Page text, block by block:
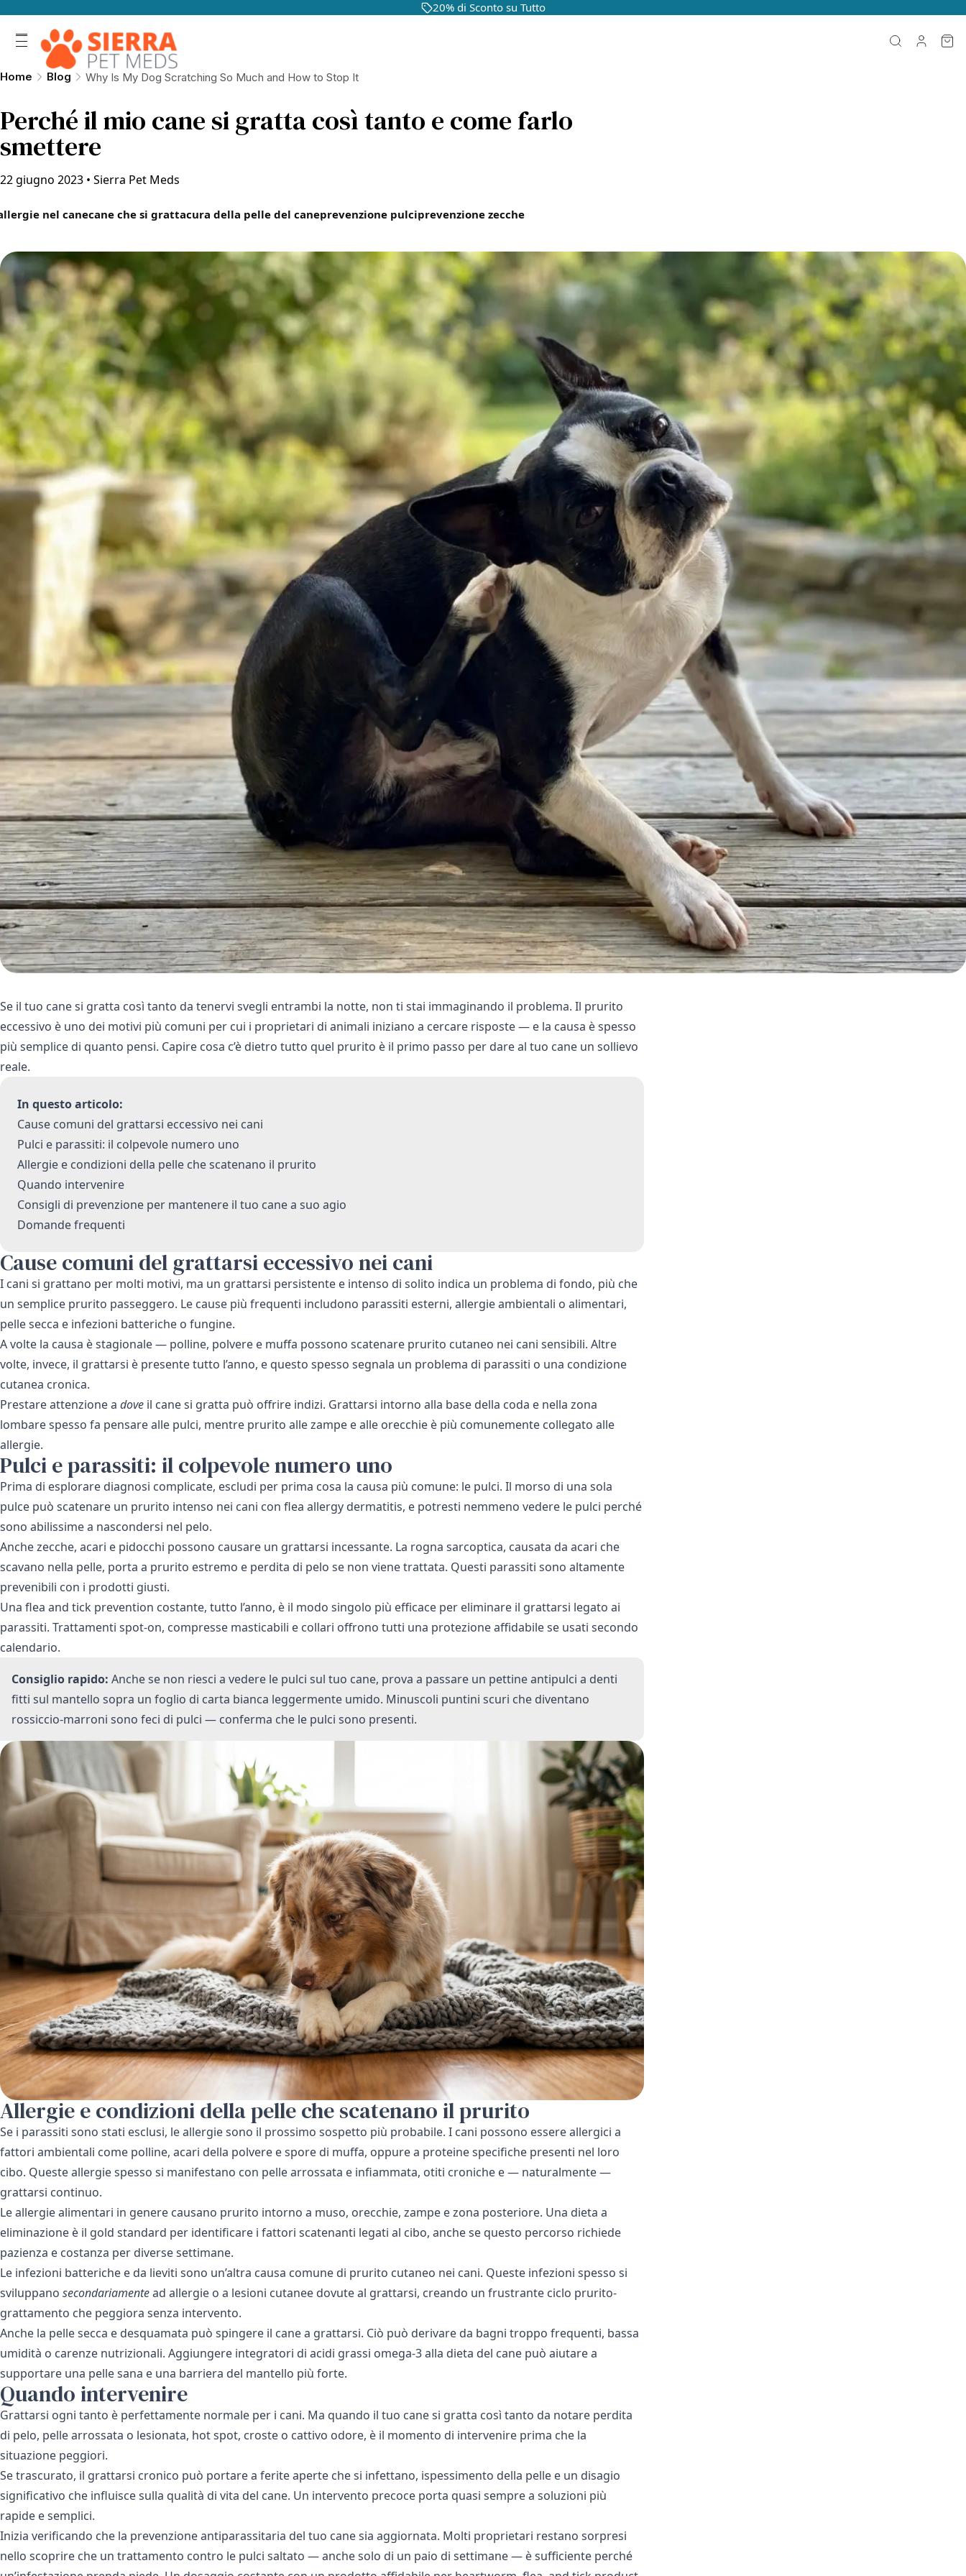
20% di Sconto su Tutto
Home Blog Why Is My Dog Scratching So Much and How to Stop It
Perché il mio cane si gratta così tanto e come farlo
smettere
22 giugno 2023 • Sierra Pet Meds
nel canecane che si grattacura della pelle del caneprevenzione pulciprevenzione zecche
Se il tuo cane si gratta così tanto da tenervi svegli entrambi la notte, non ti stai immaginando il problema. Il prurito
eccessivo è uno dei motivi più comuni per cui i proprietari di animali iniziano a cercare risposte — e la causa è spesso
più semplice di quanto pensi. Capire cosa c’è dietro tutto quel prurito è il primo passo per dare al tuo cane un sollievo
reale.
In questo articolo:
Cause comuni del grattarsi eccessivo nei cani
Pulci e parassiti: il colpevole numero uno
Allergie e condizioni della pelle che scatenano il prurito
Quando intervenire
Consigli di prevenzione per mantenere il tuo cane a suo agio
Domande frequenti
Cause comuni del grattarsi eccessivo nei cani
I cani si grattano per molti motivi, ma un grattarsi persistente e intenso di solito indica un problema di fondo, più che
un semplice prurito passeggero. Le cause più frequenti includono parassiti esterni, allergie ambientali o alimentari,
pelle secca e infezioni batteriche o fungine.
A volte la causa è stagionale — polline, polvere e muffa possono scatenare prurito cutaneo nei cani sensibili. Altre
volte, invece, il grattarsi è presente tutto l’anno, e questo spesso segnala un problema di parassiti o una condizione
cutanea cronica.
Prestare attenzione a dove il cane si gratta può offrire indizi. Grattarsi intorno alla base della coda e nella zona
lombare spesso fa pensare alle pulci, mentre prurito alle zampe e alle orecchie è più comunemente collegato alle
allergie.
Pulci e parassiti: il colpevole numero uno
Prima di esplorare diagnosi complicate, escludi per prima cosa la causa più comune: le pulci. Il morso di una sola
pulce può scatenare un prurito intenso nei cani con flea allergy dermatitis, e potresti nemmeno vedere le pulci perché
sono abilissime a nascondersi nel pelo.
Anche zecche, acari e pidocchi possono causare un grattarsi incessante. La rogna sarcoptica, causata da acari che
scavano nella pelle, porta a prurito estremo e perdita di pelo se non viene trattata. Questi parassiti sono altamente
prevenibili con i prodotti giusti.
Una flea and tick prevention costante, tutto l’anno, è il modo singolo più efficace per eliminare il grattarsi legato ai
parassiti. Trattamenti spot-on, compresse masticabili e collari offrono tutti una protezione affidabile se usati secondo
calendario.
Consiglio rapido: Anche se non riesci a vedere le pulci sul tuo cane, prova a passare un pettine antipulci a denti
fitti sul mantello sopra un foglio di carta bianca leggermente umido. Minuscoli puntini scuri che diventano
rossiccio-marroni sono feci di pulci — conferma che le pulci sono presenti.
Allergie e condizioni della pelle che scatenano il prurito
Se i parassiti sono stati esclusi, le allergie sono il prossimo sospetto più probabile. I cani possono essere allergici a
fattori ambientali come polline, acari della polvere e spore di muffa, oppure a proteine specifiche presenti nel loro
cibo. Queste allergie spesso si manifestano con pelle arrossata e infiammata, otiti croniche e — naturalmente —
grattarsi continuo.
Le allergie alimentari in genere causano prurito intorno a muso, orecchie, zampe e zona posteriore. Una dieta a
eliminazione è il gold standard per identificare i fattori scatenanti legati al cibo, anche se questo percorso richiede
pazienza e costanza per diverse settimane.
Le infezioni batteriche e da lieviti sono un’altra causa comune di prurito cutaneo nei cani. Queste infezioni spesso si
sviluppano secondariamentead allergie o a lesioni cutanee dovute al grattarsi, creando un frustrante ciclo prurito-
grattamento che peggiora senza intervento.
Anche la pelle secca e desquamata può spingere il cane a grattarsi. Ciò può derivare da bagni troppo frequenti, bassa
umidità o carenze nutrizionali. Aggiungere integratori di acidi grassi omega-3 alla dieta del cane può aiutare a
supportare una pelle sana e una barriera del mantello più forte.
Quando intervenire
Grattarsi ogni tanto è perfettamente normale per i cani. Ma quando il tuo cane si gratta così tanto da notare perdita
di pelo, pelle arrossata o lesionata, hot spot, croste o cattivo odore, è il momento di intervenire prima che la
situazione peggiori.
Se trascurato, il grattarsi cronico può portare a ferite aperte che si infettano, ispessimento della pelle e un disagio
significativo che influisce sulla qualità di vita del cane. Un intervento precoce porta quasi sempre a soluzioni più
rapide e semplici.
Inizia verificando che la prevenzione antiparassitaria del tuo cane sia aggiornata. Molti proprietari restano sorpresi
nello scoprire che un trattamento contro le pulci saltato — anche solo di un paio di settimane — è sufficiente perché